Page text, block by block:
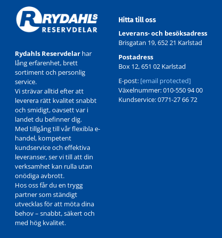
Rydahls Reservdelar har
lång erfarenhet, brett
sortiment och personlig
service.
Vi strävar alltid efter att
leverera rätt kvalitet snabbt
och smidigt, oavsett var i
landet du befinner dig.
Med tillgång till vår flexibla e-
handel, kompetent
kundservice och effektiva
leveranser, ser vi till att din
verksamhet kan rulla utan
onödiga avbrott.
Hos oss får du en trygg
partner som ständigt
utvecklas för att möta dina
behov – snabbt, säkert och
med hög kvalitet.
Hitta till oss
Leverans- och besöksadress
Brisgatan 19, 652 21 Karlstad
Postadress
Box 12, 651 02 Karlstad
E-post: [email protected]
Växelnummer: 010-550 94 00
Kundservice: 0771-27 66 72